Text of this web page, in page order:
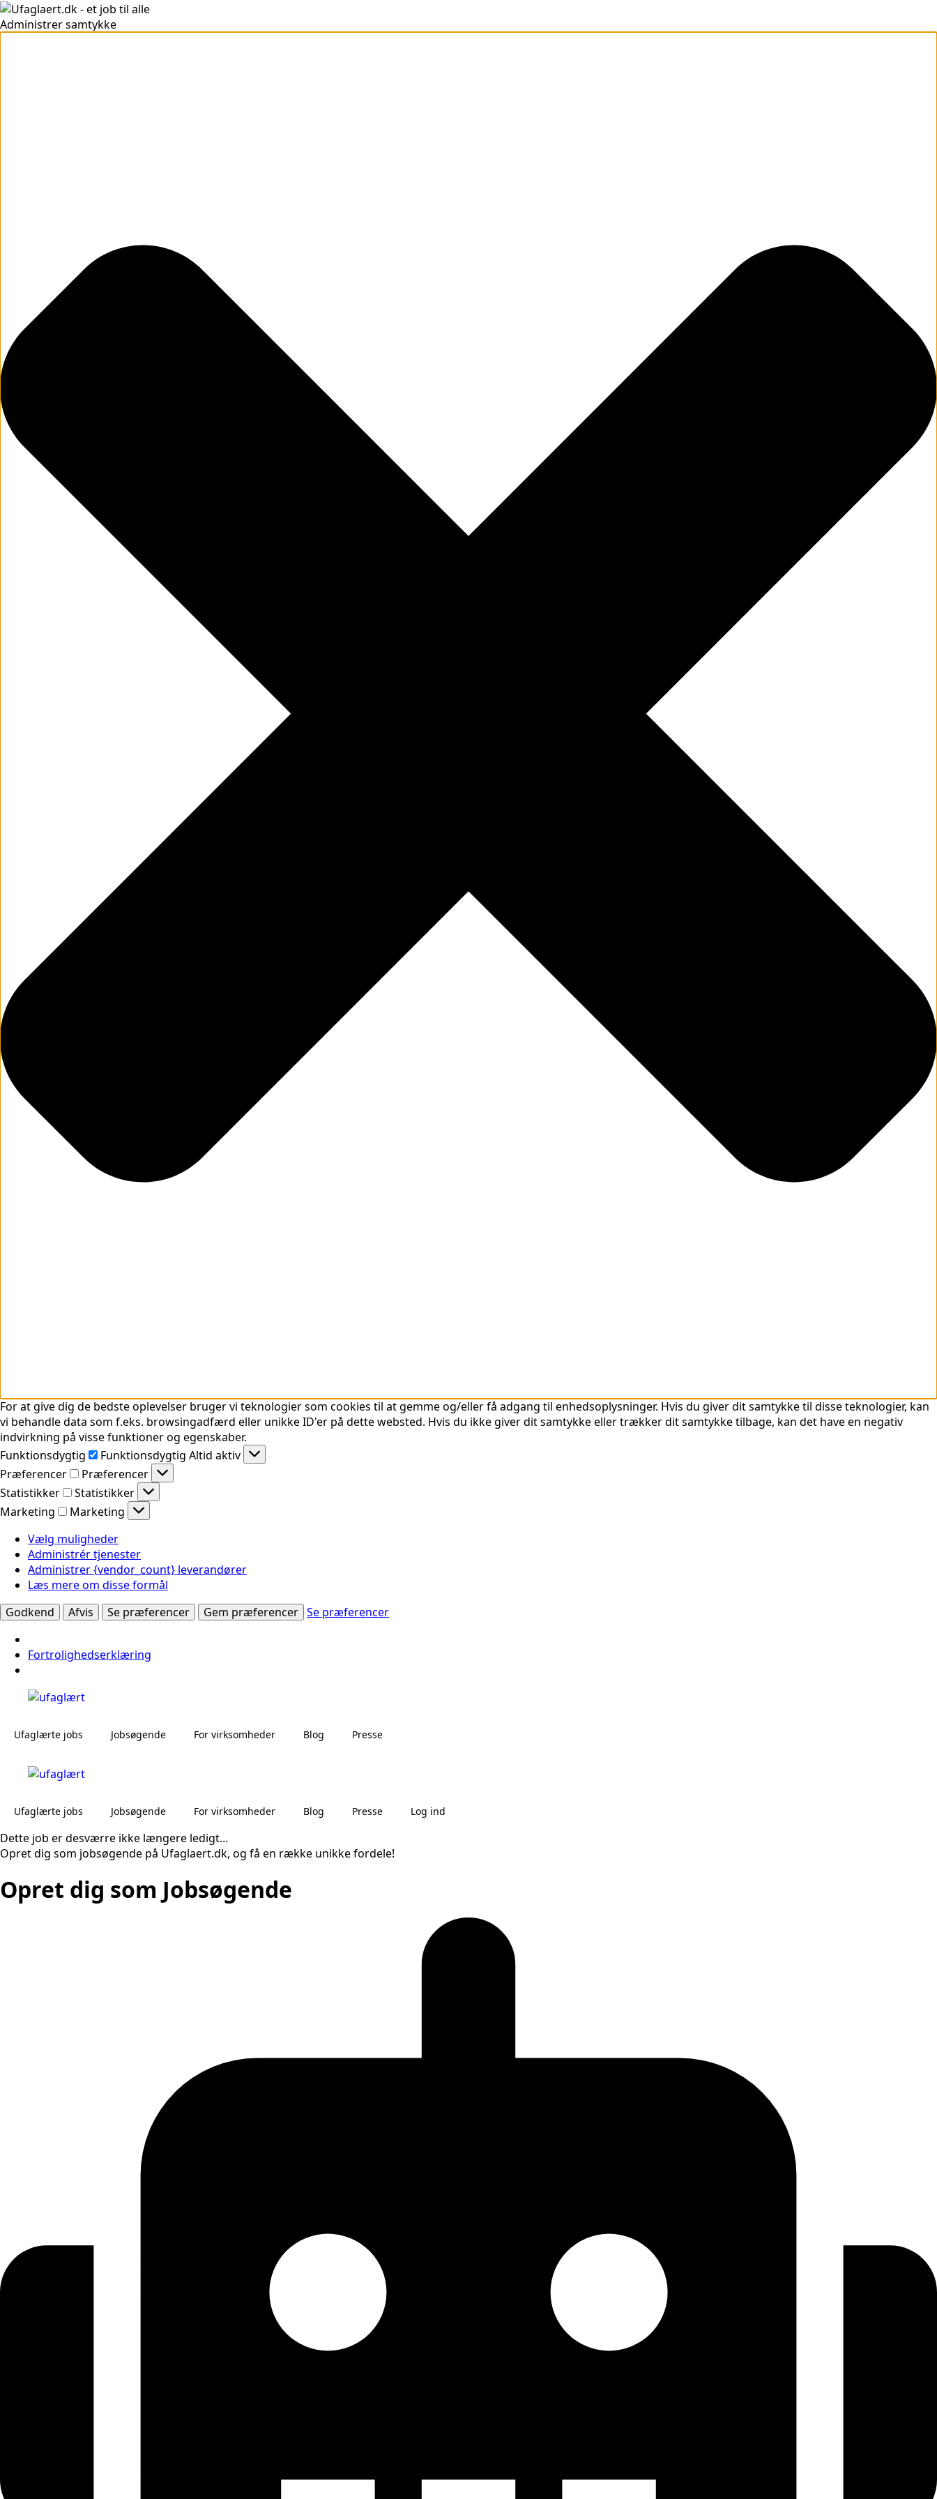
Administrer samtykke
For at give dig de bedste oplevelser bruger vi teknologier som cookies til at gemme og/eller få adgang til enhedsoplysninger. Hvis du giver dit samtykke til disse teknologier, kan
vi behandle data som f.eks. browsingadfærd eller unikke ID'er på dette websted. Hvis du ikke giver dit samtykke eller trækker dit samtykke tilbage, kan det have en negativ
indvirkning på visse funktioner og egenskaber.
Funktionsdygtig
Funktionsdygtig Altid aktiv
Præferencer
Præferencer
Statistikker
Statistikker
Marketing
Marketing
Vælg muligheder
Administrér tjenester
Administrer {vendor_count} leverandører
Læs mere om disse formål
Godkend
Afvis Se præferencer Gem præferencer Se præferencer
Fortrolighedserklæring
Ufaglærte jobs Jobsøgende For virksomheder Blog Presse
Ufaglærte jobs Jobsøgende For virksomheder Blog Presse Log ind
Dette job er desværre ikke længere ledigt...
Opret dig som jobsøgende på Ufaglaert.dk, og få en række unikke fordele!
Opret dig som Jobsøgende